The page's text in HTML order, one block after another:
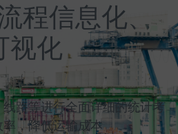
程信息化、
视化
路等进行全面详细的统计考
，降低运输成本​